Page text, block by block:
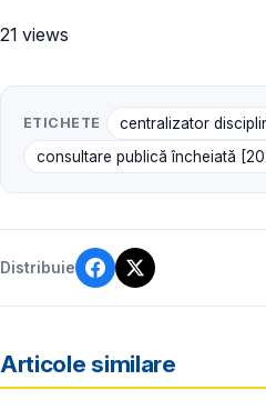
21 views
ETICHETE
centralizator
consultare publică încheiată
Distribuie
Articole similare